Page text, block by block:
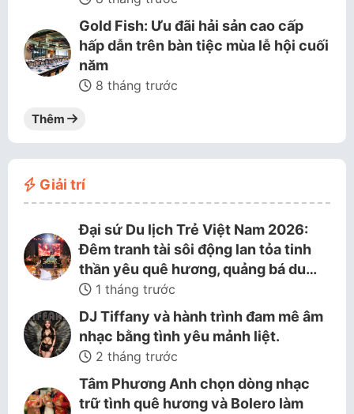
Gold Fish: Ưu đãi hải sản cao cấp
hấp dẫn trên bàn tiệc mùa lễ hội cuối
năm
8 tháng trước
Thêm
Giải trí
Đại sứ Du lịch Trẻ Việt Nam 2026:
Đêm tranh tài sôi động lan tỏa tinh
thần yêu quê hương, quảng bá du…
1 tháng trước
DJ Tiffany và hành trình đam mê âm
nhạc bằng tình yêu mảnh liệt.
2 tháng trước
Tâm Phương Anh chọn dòng nhạc
trữ tình quê hương và Bolero làm